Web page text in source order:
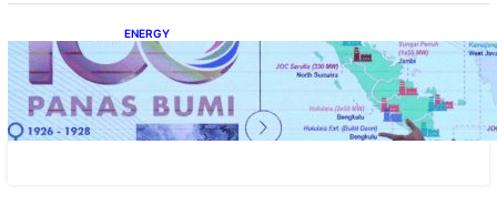
ENERGY
Momentum 100 Tahun Panas Bumi untuk
Akselerasi Pertumbuhan